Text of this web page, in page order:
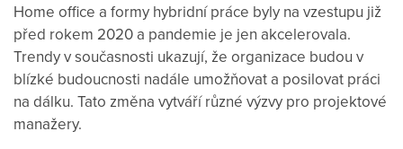
Home office a formy hybridní práce byly na vzestupu již
před rokem 2020 a pandemie je jen akcelerovala.
Trendy v současnosti ukazují, že organizace budou v
blízké budoucnosti nadále umožňovat a posilovat práci
na dálku. Tato změna vytváří různé výzvy pro projektové
manažery.